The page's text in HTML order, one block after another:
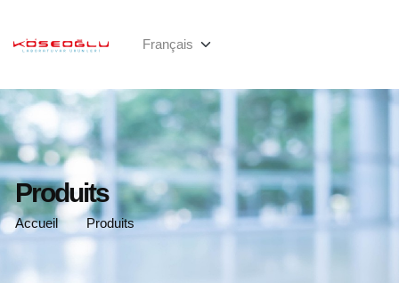
Produits
Accueil Produits